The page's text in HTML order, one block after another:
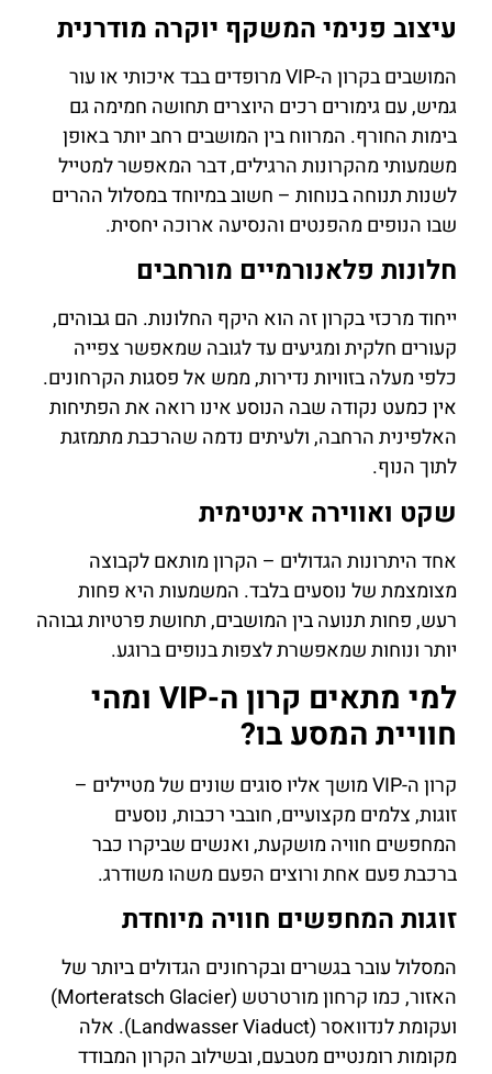
עיצוב פנימי המשקף יוקרה מודרנית
המושבים בקרון ה-VIP מרופדים בבד איכותי או עור
גמיש, עם גימורים רכים היוצרים תחושה חמימה גם
בימות החורף. המרווח בין המושבים רחב יותר באופן
משמעותי מהקרונות הרגילים, דבר המאפשר למטייל
לשנות תנוחה בנוחות – חשוב במיוחד במסלול ההרים
שבו הנופים מהפנטים והנסיעה ארוכה יחסית.
חלונות פלאנורמיים מורחבים
ייחוד מרכזי בקרון זה הוא היקף החלונות. הם גבוהים,
קעורים חלקית ומגיעים עד לגובה שמאפשר צפייה
כלפי מעלה בזוויות נדירות, ממש אל פסגות הקרחונים.
אין כמעט נקודה שבה הנוסע אינו רואה את הפתיחות
האלפינית הרחבה, ולעיתים נדמה שהרכבת מתמזגת
לתוך הנוף.
שקט ואווירה אינטימית
אחד היתרונות הגדולים – הקרון מותאם לקבוצה
מצומצמת של נוסעים בלבד. המשמעות היא פחות
רעש, פחות תנועה בין המושבים, תחושת פרטיות גבוהה
יותר ונוחות שמאפשרת לצפות בנופים ברוגע.
למי מתאים קרון ה-VIP ומהי
חוויית המסע בו?
קרון ה-VIP מושך אליו סוגים שונים של מטיילים –
זוגות, צלמים מקצועיים, חובבי רכבות, נוסעים
המחפשים חוויה מושקעת, ואנשים שביקרו כבר
ברכבת פעם אחת ורוצים הפעם משהו משודרג.
זוגות המחפשים חוויה מיוחדת
המסלול עובר בגשרים ובקרחונים הגדולים ביותר של
האזור, כמו קרחון מורטרטש (Morteratsch Glacier)
ועקומת לנדוואסר (Landwasser Viaduct). אלה
מקומות רומנטיים מטבעם, ובשילוב הקרון המבודד